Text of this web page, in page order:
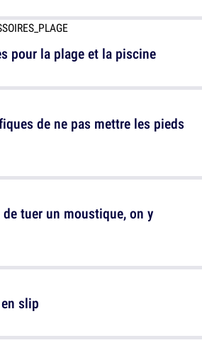
pour la plage et la piscine
tuer un moustique, on y
de ne pas mettre les pieds
slip